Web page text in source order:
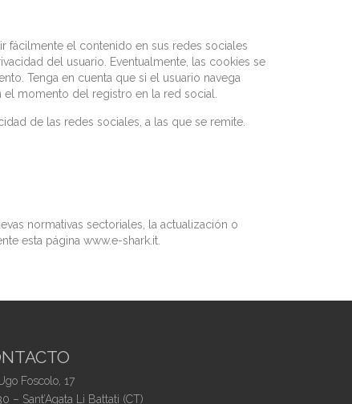
fácilmente el contenido en sus redes sociales
del usuario. Eventualmente, las cookies se
Tenga en cuenta que si el usuario navega
momento del registro en la red social.
de las redes sociales, a las que se remite.
normativas sectoriales, la actualización o
esta página www.e-shark.it.
Foscolo, 17
– Sant’Agata Li Battati (CT)